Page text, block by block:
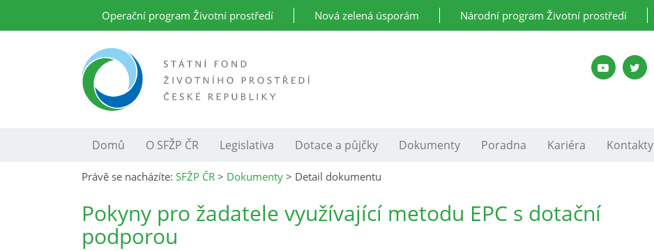
Operační program Životní prostředí Nová zelená úsporám Národní program Životní prostředí
Domů O SFŽP ČR Legislativa Dotace a půjčky Dokumenty Poradna Kariéra Kontakty
Právě se nacházíte: SFŽP ČR > Dokumenty > Detail dokumentu
Pokyny pro žadatele využívající metodu EPC s dotační
podporou